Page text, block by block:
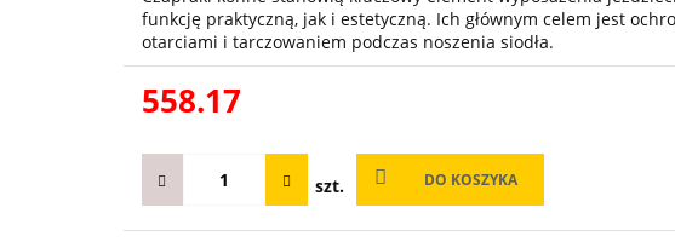
funkcję praktyczną, jak i estetyczną. Ich głównym celem jest
otarciami i tarczowaniem podczas noszenia siodła.
558.17
szt. DO KOSZYKA